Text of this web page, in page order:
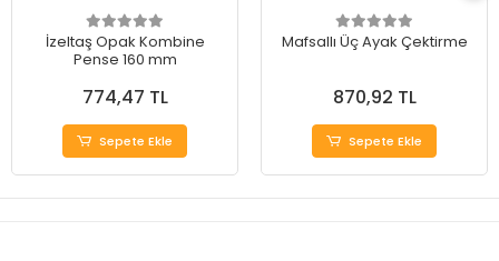
İzeltaş Opak Kombine
Pense 160 mm
774,47 TL
Sepete Ekle
Mafsallı Üç Ayak Çektirme
870,92 TL
Sepete Ekle